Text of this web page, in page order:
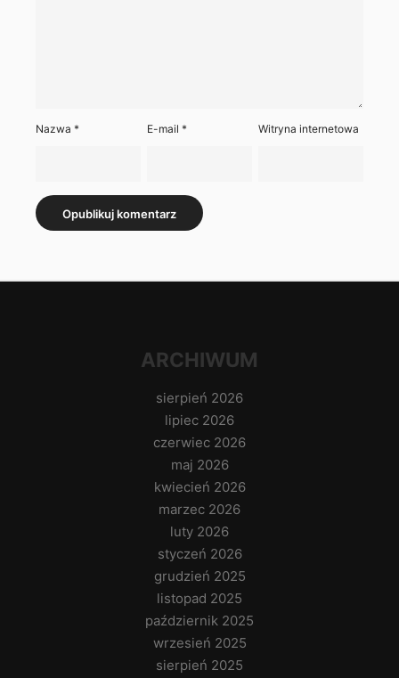
Nazwa * E-mail* Witryna internetowa
ARCHIWUM
sierpień 2026
lipiec 2026
czerwiec 2026
maj 2026
kwiecień 2026
marzec 2026
luty 2026
styczeń 2026
grudzień 2025
listopad 2025
październik 2025
wrzesień 2025
sierpień 2025